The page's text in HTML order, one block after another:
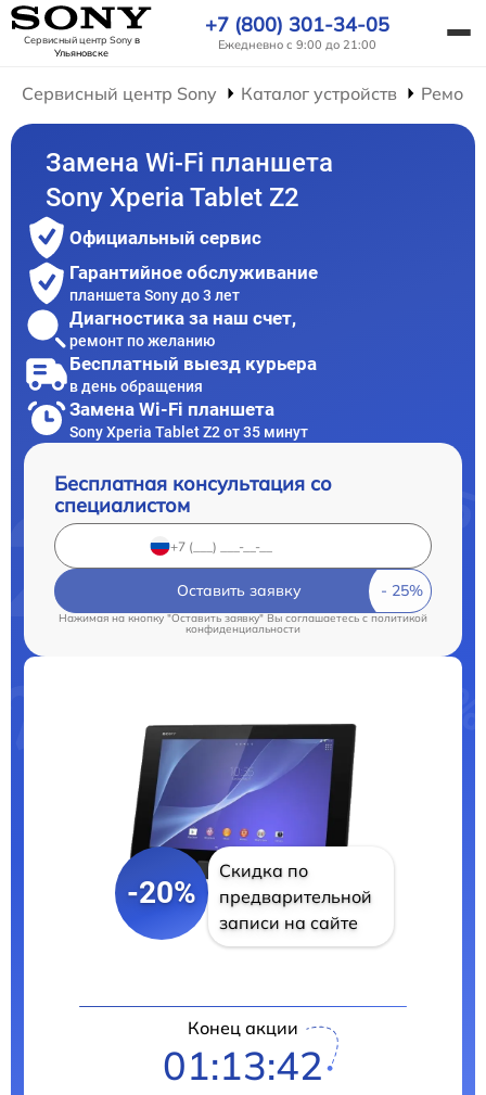
Сервисный центр Sonyв
Ульяновске
+7 (800) 301-34-05
Ежедневно с 9:00 до 21:00
Сервисный центр Sony Каталог устройств
Замена Wi-Fi планшета
Sony Xperia Tablet Z2
Официальный сервис
Гарантийное обслуживание
планшета Sony до 3 лет
Диагностика за наш счет,
ремонт по желанию
Бесплатный выезд курьера
в день обращения
Замена Wi-Fi планшета
Sony Xperia Tablet Z2 от 35 минут
Бесплатная консультация со
специалистом
Оставить заявку
Нажимая на кнопку "Оставить заявку" Вы соглашаетесь c политикой
конфиденциальности
-20%
Скидка по
предварительной
записи на сайте
Конец акции
01:13:41